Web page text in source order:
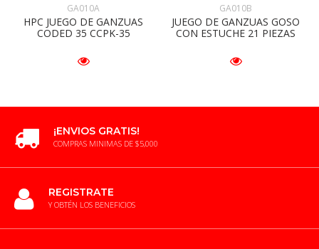
GA010A
HPC JUEGO DE GANZUAS
CODED 35 CCPK-35
GA010B
JUEGO DE GANZUAS GOSO
CON ESTUCHE 21 PIEZAS
¡ENVIOS GRATIS!
COMPRAS MINIMAS DE $5,000
REGISTRATE
Y OBTÉN LOS BENEFICIOS